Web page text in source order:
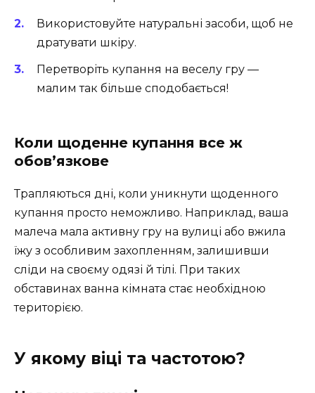
Використовуйте натуральні засоби, щоб не
дратувати шкіру.
Перетворіть купання на веселу гру —
малим так більше сподобається!
Коли щоденне купання все ж
обов’язкове
Трапляються дні, коли уникнути щоденного
купання просто неможливо. Наприклад, ваша
малеча мала активну гру на вулиці або вжила
їжу з особливим захопленням, залишивши
сліди на своєму одязі й тілі. При таких
обставинах ванна кімната стає необхідною
територією.
У якому віці та частотою?